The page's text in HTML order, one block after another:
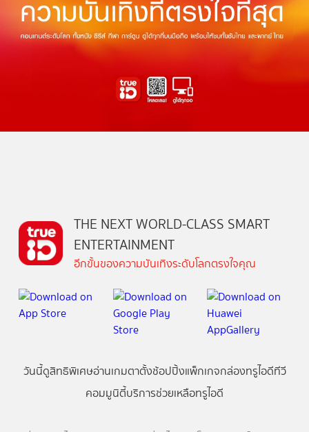
THE NEXT WORLD-CLASS SMART
ENTERTAINMENT
อีกขั้นของความบันเทิงระดับโลกตรงใจคุณ
วันนี้ดูสิทธิพิเศษอ่านเกมตาตั้งช้อปปิ้งแพ็กเกจกล่องทรูไอดีทีวี
คอมมูนิตี้บริการช่วยเหลือทรูไอดี